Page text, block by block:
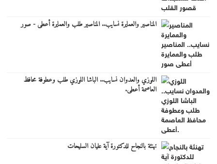
المناصير والعمايرة نسايب.. المناصير طلب والعمايرة أعطى - صور
اللوزي والعدوان نسايب.. الباشا اللوزي طلب وعطوفة محافظ
العاصمة أعطى.
تهنئة بالنجاح للدكتورة آية عليان السليحات